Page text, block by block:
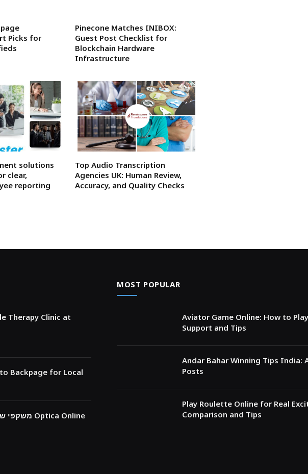
Picks for
Pinecone Matches INIBOX:
Guest Post Checklist for
Blockchain Hardware
Infrastructure
solutions
clear,
reporting
Top Audio Transcription
Agencies UK: Human Review,
Accuracy, and Quality Checks
Therapy Clinic at
Backpage for Local
צ’קליסט לבחירת prada משקפי שמש במדויק עם Optica Online
MOST POPULAR
Aviator Game Online: How to
Support and Tips
Andar Bahar Winning Tips India:
Posts
Play Roulette Online for Real
Comparison and Tips